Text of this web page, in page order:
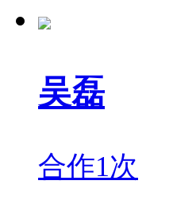
吴磊
合作1次